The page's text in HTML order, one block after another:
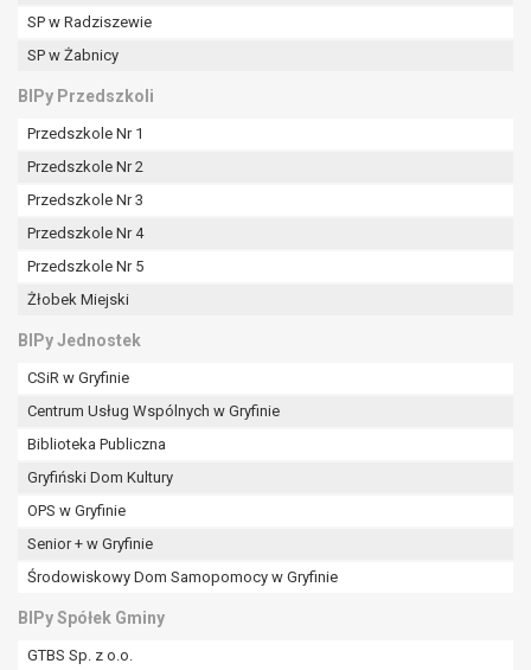
SP w Radziszewie
SP w Żabnicy
BIPy Przedszkoli
Przedszkole Nr 1
Przedszkole Nr 2
Przedszkole Nr 3
Przedszkole Nr 4
Przedszkole Nr 5
Żłobek Miejski
BIPy Jednostek
CSiR w Gryfinie
Centrum Usług Wspólnych w Gryfinie
Biblioteka Publiczna
Gryfiński Dom Kultury
OPS w Gryfinie
Senior + w Gryfinie
Środowiskowy Dom Samopomocy w Gryfinie
BIPy Spółek Gminy
GTBS Sp. z o.o.